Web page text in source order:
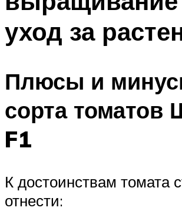
уход за
Плюсы и
сорта томатов
F1
К достоинствам томата
отнести: